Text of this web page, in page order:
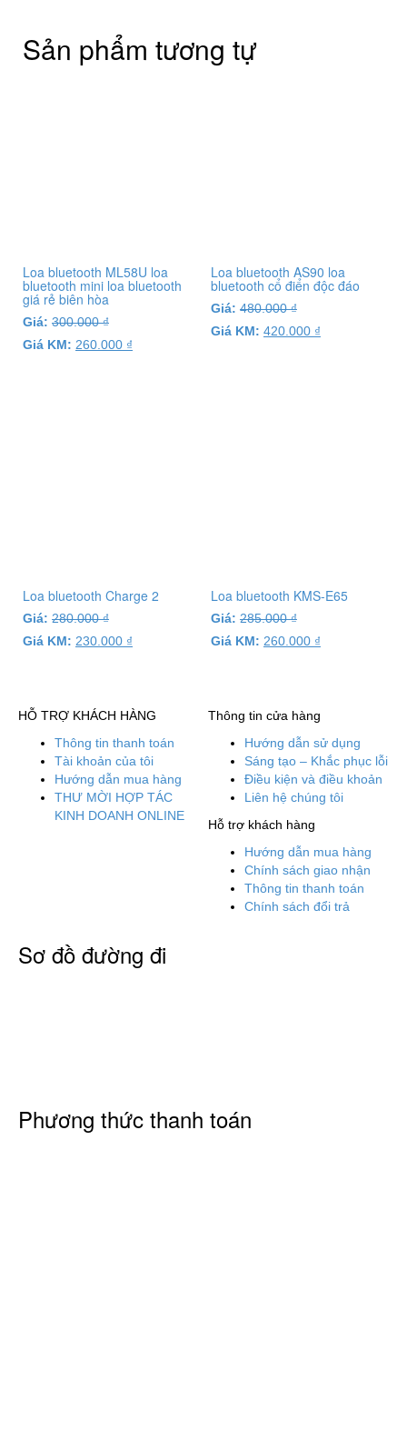
Sản phẩm tương tự
Loa bluetooth ML58U loa
bluetooth mini loa bluetooth
giá rẻ biên hòa
Giá: 300.000₫
Giá KM: 260.000 ₫
Loa bluetooth AS90 loa
bluetooth cổ điển độc đáo
Giá: 480.000₫
Giá KM: 420.000 ₫
Loa bluetooth Charge 2
Giá: 280.000₫
Giá KM: 230.000 ₫
Loa bluetooth KMS-E65
Giá: 285.000₫
Giá KM: 260.000 ₫
HỖ TRỢ KHÁCH HÀNG
Thông tin thanh toán
Tài khoản của tôi
Hướng dẫn mua hàng
THƯ MỜI HỢP TÁC
KINH DOANH ONLINE
Thông tin cửa hàng
Hướng dẫn sử dụng
Sáng tạo – Khắc phục lỗi
Điều kiện và điều khoản
Liên hệ chúng tôi
Hỗ trợ khách hàng
Hướng dẫn mua hàng
Chính sách giao nhận
Thông tin thanh toán
Chính sách đổi trả
Sơ đồ đường đi
Phương thức thanh toán